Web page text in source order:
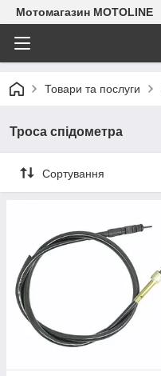
Мотомагазин MOTOLINE
Товари та послуги
Троса спідометра
Сортування